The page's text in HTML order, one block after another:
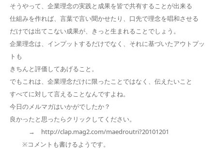
そうやって、企業理念の実践と成果を皆で共有することが出来る
仕組みを作れば、言葉で言い聞かせたり、口先で理念を唱和させる
だけでは出てこない成果が、きっと生まれることでしょう。
企業理念は、インプットするだけでなく、それに基づいたアウトプッ
トも
きちんと評価してあげること。
でもこれは、企業理念だけに限ったことではなく、伝えたいこと
すべてに対して言えることなんですよね。
今日のメルマガはいかがでしたか？
良かったと思ったらクリックしてください。
→ http://clap.mag2.com/maedroutri?20101201
※コメントも書けるようです。